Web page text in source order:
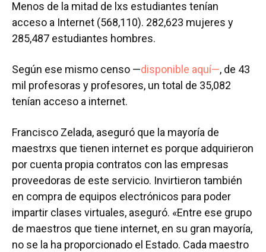
Menos de la mitad de lxs estudiantes tenían
acceso a Internet (568,110). 282,623 mujeres y
285,487 estudiantes hombres.
Según ese mismo censo —disponible aquí—, de 43
mil profesoras y profesores, un total de 35,082
tenían acceso a internet.
Francisco Zelada, aseguró que la mayoría de
maestrxs que tienen internet es porque adquirieron
por cuenta propia contratos con las empresas
proveedoras de este servicio. Invirtieron también
en compra de equipos electrónicos para poder
impartir clases virtuales, aseguró. «Entre ese grupo
de maestros que tiene internet, en su gran mayoría,
no se la ha proporcionado el Estado. Cada maestro